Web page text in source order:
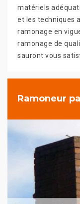
matériels
et les techniques
ramonage en
ramonage de
sauront vous
Ramoneur